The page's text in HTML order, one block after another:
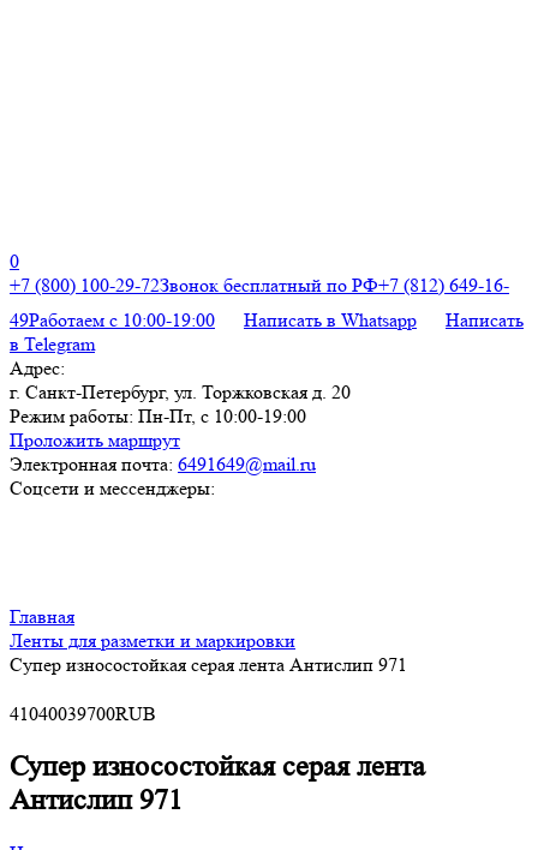
0
+7 (800) 100-29-72Звонок бесплатный по РФ+7 (812) 649-16-
49Работаем с 10:00-19:00 Написать в Whatsapp
Написать
в Telegram
Адрес:
г. Санкт-Петербург, ул. Торжковская д. 20
Режим работы: Пн-Пт, с 10:00-19:00
Проложить маршрут
Электронная почта: 6491649@mail.ru
Соцсети и мессенджеры:
Главная
Ленты для разметки и маркировки
Супер износостойкая серая лента Антислип 971
41040039700RUB
Супер износостойкая серая лента
Антислип 971